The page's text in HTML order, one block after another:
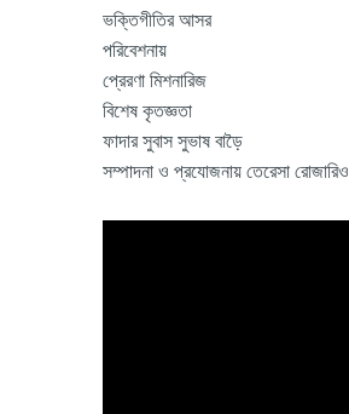
ভক্তিগীতির আসর
পরিবেশনায়
প্রেরণা মিশনারিজ
বিশেষ কৃতজ্ঞতা
ফাদার সুবাস সুভাষ বাড়ৈ
সম্পাদনা ও প্রযোজনায় তেরেসা রোজারিও